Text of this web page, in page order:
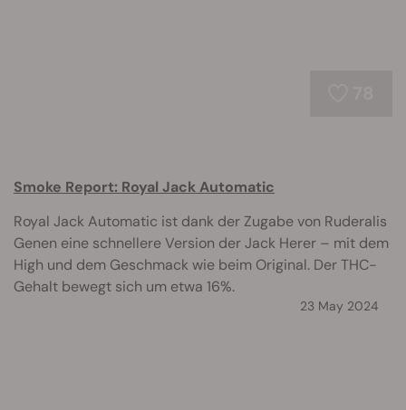
Smoke Report: Royal Jack Automatic
Royal Jack Automatic ist dank der Zugabe von Ruderalis
Genen eine schnellere Version der Jack Herer – mit dem
High und dem Geschmack wie beim Original. Der THC-
Gehalt bewegt sich um etwa 16%.
23 May 2024